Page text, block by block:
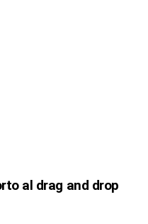
al drag and drop